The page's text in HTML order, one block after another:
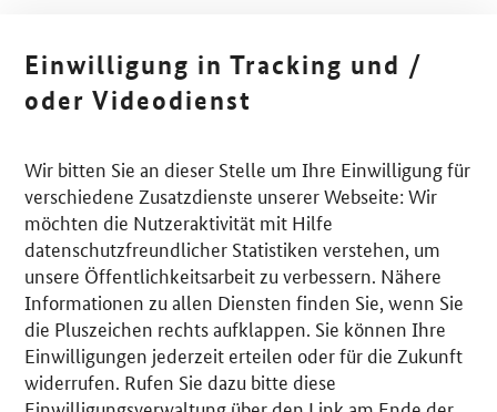
Einwilligung in Tracking und /
oder Videodienst
Wir bitten Sie an dieser Stelle um Ihre Einwilligung für
verschiedene Zusatzdienste unserer Webseite: Wir
möchten die Nutzeraktivität mit Hilfe
datenschutzfreundlicher Statistiken verstehen, um
unsere Öffentlichkeitsarbeit zu verbessern. Nähere
Informationen zu allen Diensten finden Sie, wenn Sie
die Pluszeichen rechts aufklappen. Sie können Ihre
Einwilligungen jederzeit erteilen oder für die Zukunft
widerrufen. Rufen Sie dazu bitte diese